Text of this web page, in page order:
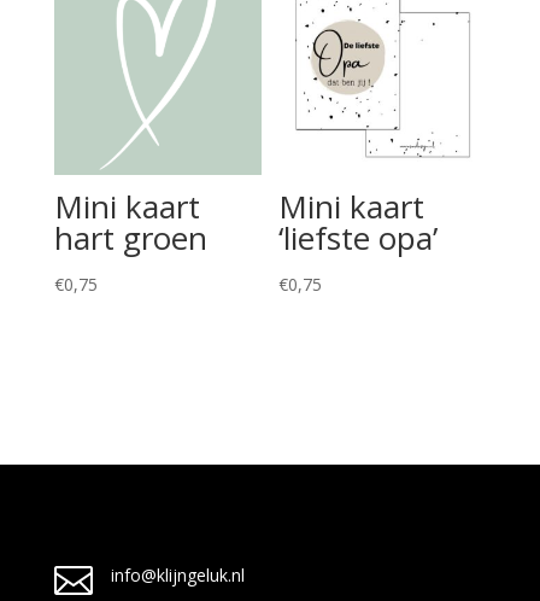
Mini kaart
hart groen
€0,75
Mini kaart
‘liefste opa’
€0,75
 info@klijngeluk.nl